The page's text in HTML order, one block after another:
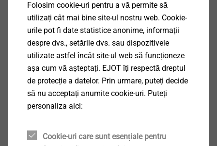
Aplicații
Coaserea laterală a plăcilor profilate din oţel
Proprietăți
Oţel temperat, zincat
Cu zonă fără filet sub cap pentru o strângere mai
bună
Vârf antialunecare
Înmagazinat (20 buc./cartuș)
Adecvat pentru prelucrarea cu mașină de
Detalii tehnice
Folosim cookie-uri pentru a vă permite să
utilizați cât mai bine site-ul nostru web. Cookie-
urile pot fi date statistice anonime, informații
despre dvs., setările dvs. sau dispozitivele
utilizate astfel încât site-ul web să funcționeze
așa cum vă așteptați. EJOT îți respectă dreptul
de protecție a datelor. Prin urmare, puteți decide
să nu acceptați anumite cookie-uri. Puteți
personaliza aici:
Cookie-uri care sunt esențiale pentru